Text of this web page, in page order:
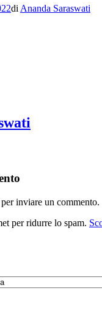
di Ananda Saraswati
per inviare un commento.
per ridurre lo spam.